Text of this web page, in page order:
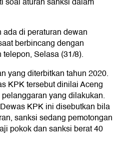
di peraturan dewan
berbincang dengan
Selasa (31/8).
yang diterbitkan tahun 2020.
KPK tersebut dinilai Aceng
yang dilakukan.
KPK ini disebutkan bila
sanksi sedang pemotongan
pokok dan sanksi berat 40